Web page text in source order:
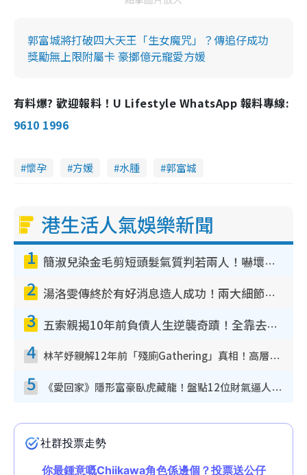
郭富城將打破四大天王「生女魔咒」？傳追仔成功
獎勵無上限附屬卡 豪擲億元寵愛方媛
有料爆? 歡迎報料！U Lifestyle WhatsApp 報料專線:
9610 1996
懷孕 方媛 水腫 郭富城
港生活人氣娛樂新聞
1 簡淑兒染金毛剪短頭髮氣質判若兩人！嚇壞老公麥大力都認唔出：「你做咩事？」
2 湯洛雯傳終於有好消息造人成功！兩大細節曝孕味極濃惹猜測：大肚婆先會咁！
3 五索親揭10年前負債人生逆襲奇蹟！全靠去一地方轉運後即遇上馬先生
4 林芊妤親解12年前「殘廁Gathering」真相！高層解約一句話重創尊嚴至今拒返TVB
5 《愛回家》隱形富豪臥虎藏龍！盤點12位財氣逼人的有錢藝人：呢位靚女3億身家唔憂做